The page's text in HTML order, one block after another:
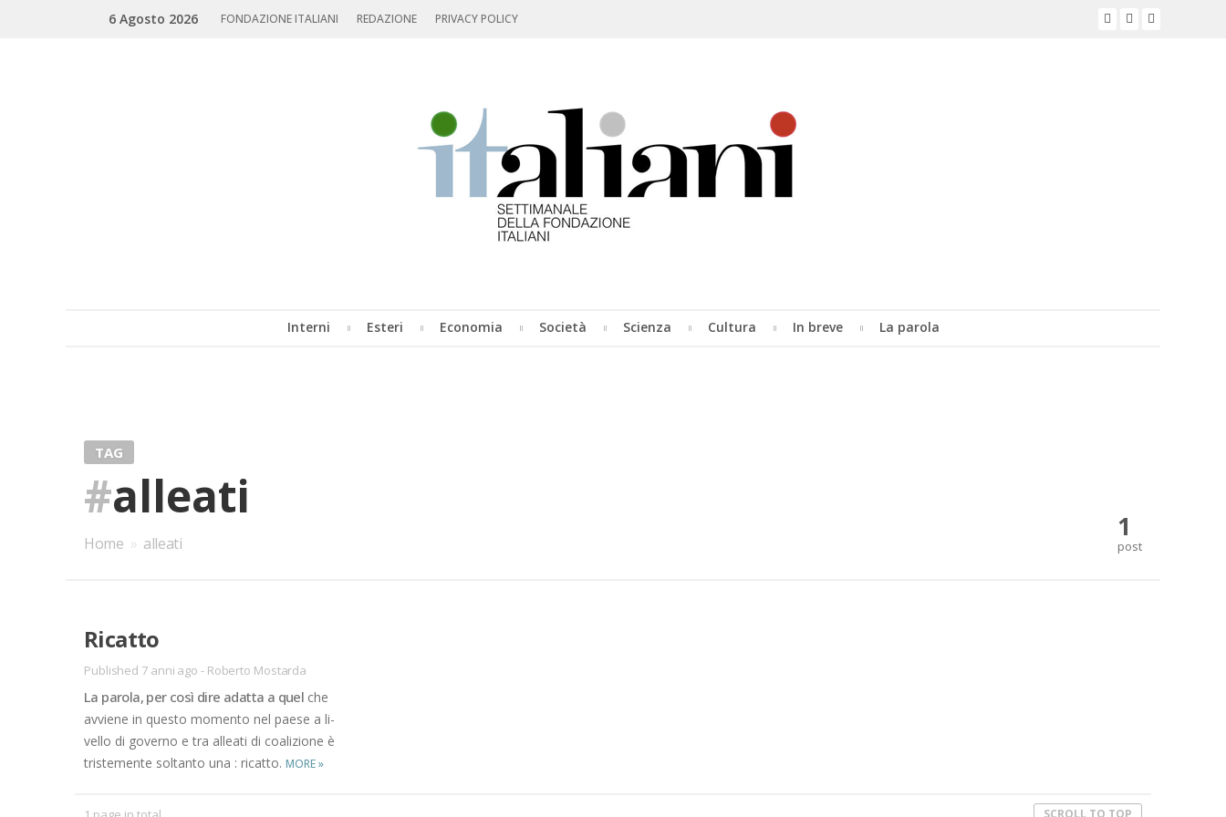
Search
6 Agosto 2026 FONDAZIONE ITALIANI REDAZIONE PRIVACY POLICY
Interni Esteri Economia Società Scienza Cultura In breve La parola
TAG
#alleati
Home » alleati
1
post
Ri­cat­to
Published 7 anni ago - Roberto Mostarda
La pa­ro­la, per così dire adat­ta a quel che
av­vie­ne in que­sto mo­men­to nel pae­se a li­
vel­lo di go­ver­no e tra al­lea­ti di coa­li­zio­ne è
tri­ste­men­te sol­tan­to una : ri­cat­to. MORE»
SCROLL TO TOP